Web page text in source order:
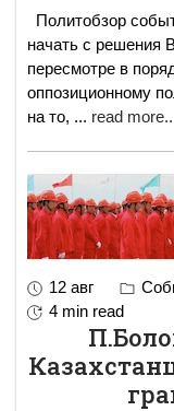
Политобзор
начать с решения
пересмотре в
оппозиционному
на то, ... read more..
12 авг
4 min read